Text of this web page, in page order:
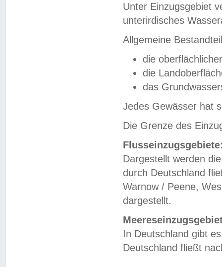
Unter Einzugsgebiet
unterirdisches
Allgemeine
die
die
das
Jedes Gewässer hat
Die Grenze des
Dargestellt werden
durch Deutschland
Warnow / Peene,
dargestellt.
In Deutschland gibt
Deutschland fließt